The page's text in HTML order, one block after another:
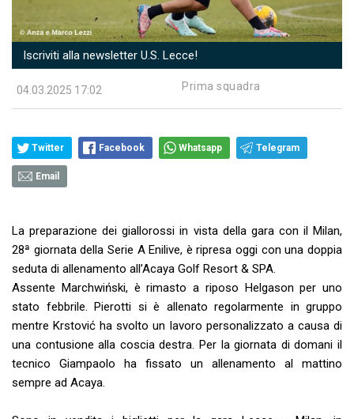
Iscriviti alla newsletter U.S. Lecce!
04.03.2025 17:02 Prima squadra
Twitter Facebook Whatsapp Telegram
Email
La preparazione dei giallorossi in vista della gara con il Milan,
28ª giornata della Serie A Enilive, è ripresa oggi con una doppia
seduta di allenamento all’Acaya Golf Resort & SPA.
Assente Marchwiński, è rimasto a riposo Helgason per uno
stato febbrile. Pierotti si è allenato regolarmente in gruppo
mentre Krstović ha svolto un lavoro personalizzato a causa di
una contusione alla coscia destra. Per la giornata di domani il
tecnico Giampaolo ha fissato un allenamento al mattino
sempre ad Acaya.